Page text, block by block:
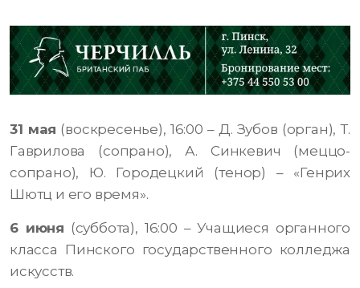
31 мая (воскресенье), 16:00 – Д. Зубов (орган), Т.
Гаврилова (сопрано), А. Синкевич (меццо-
сопрано), Ю. Городецкий (тенор) – «Генрих
Шютц и его время».
6 июня (суббота), 16:00 – Учащиеся органного
класса Пинского государственного колледжа
искусств.